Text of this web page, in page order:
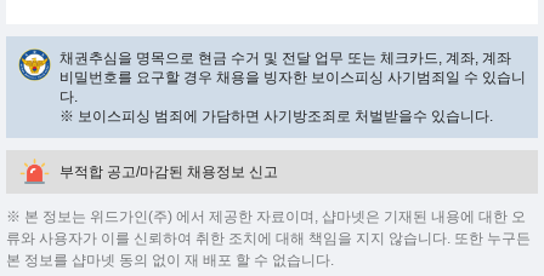
채권추심을 명목으로 현금 수거 및 전달 업무 또는 체크카드, 계좌, 계좌
비밀번호를 요구할 경우 채용을 빙자한 보이스피싱 사기범죄일 수 있습니
다.
※ 보이스피싱 범죄에 가담하면 사기방조죄로 처벌받을수 있습니다.
부적합 공고/마감된 채용정보 신고
※ 본 정보는 위드가인(주) 에서 제공한 자료이며, 샵마넷은 기재된 내용에 대한 오
류와 사용자가 이를 신뢰하여 취한 조치에 대해 책임을 지지 않습니다. 또한 누구든
본 정보를 샵마넷 동의 없이 재 배포 할 수 없습니다.